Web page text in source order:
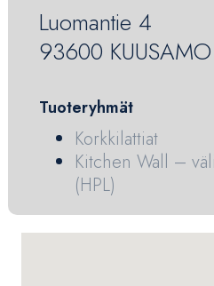
Luomantie 4
93600 KUUSAMO
Tuoteryhmät
Korkkilattiat
Kitchen Wall –
(HPL)